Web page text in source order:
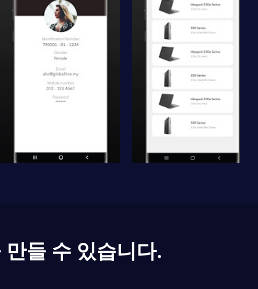
들 수 있습니다.